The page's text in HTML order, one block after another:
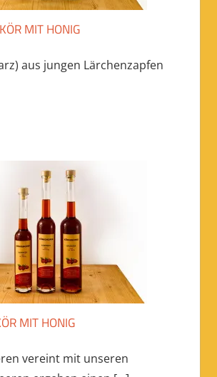
MIT HONIG
aus jungen Lärchenzapfen
MIT HONIG
vereint mit unseren